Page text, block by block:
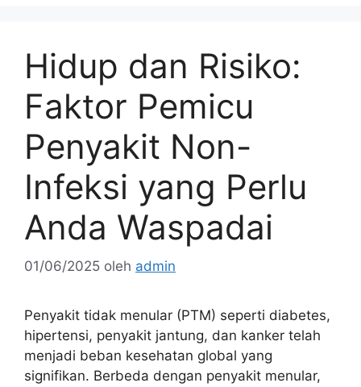
Hidup dan Risiko:
Faktor Pemicu
Penyakit Non-
Infeksi yang Perlu
Anda Waspadai
01/06/2025 oleh admin
Penyakit tidak menular (PTM) seperti diabetes,
hipertensi, penyakit jantung, dan kanker telah
menjadi beban kesehatan global yang
signifikan. Berbeda dengan penyakit menular,